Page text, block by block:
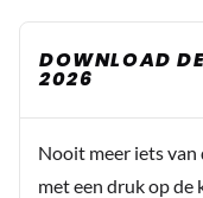
DOWNLOAD
2026
Nooit meer iets van
met een druk op de